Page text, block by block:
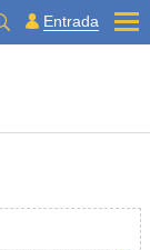
Entrada